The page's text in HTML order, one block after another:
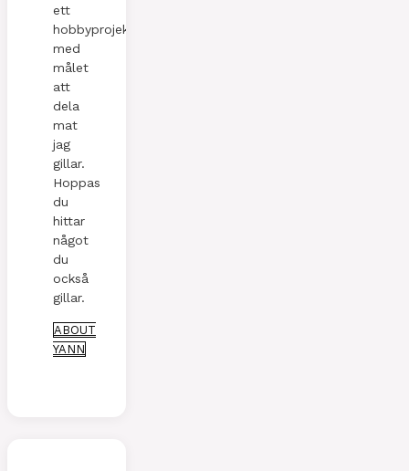
ett
hobbyprojekt
med
målet
att
dela
mat
jag
gillar.
Hoppas
du
hittar
något
du
också
gillar.
ABOUT
YANN